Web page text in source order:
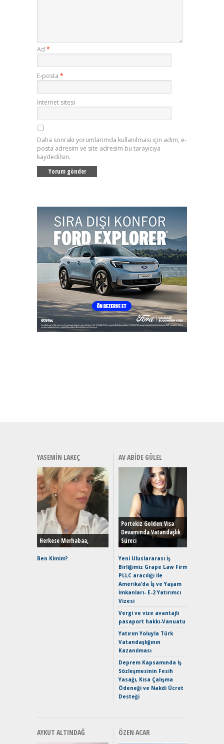
Ad *
E-posta *
İnternet sitesi
Daha sonraki yorumlarımda kullanılması için adım, e-
posta adresim ve site adresim bu tarayıcıya
kaydedilsin.
YASEMIN LAKEÇ
Herkese Merhabaa,
Ben Kimim?
AV ABIDE GÜLEL
Portekiz Golden Visa
Devamında Vatandaşlık
Süreci
Yeni Uluslararası İş
Birliğimiz Grape Law Firm
PLLC aracılığı ile
Amerika’da İş ve Yaşam
İmkanları- E-2 Yatırımcı
Vizesi
Vergi ve vize avantajlı
pasaport hakkı-Vanuatu
Yatırım Yoluyla Türk
Vatandaşlığının
Kazanılması
Deprem Kapsamında İş
Sözleşmesinin Fesih
Yasağı, Kısa Çalışma
Ödeneği ve Nakdi Ücret
Desteği
AYKUT ALTINDAĞ ÖZEN ACAR